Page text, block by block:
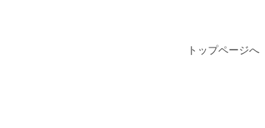
トップページへ